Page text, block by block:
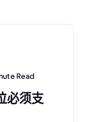
Read
必须支